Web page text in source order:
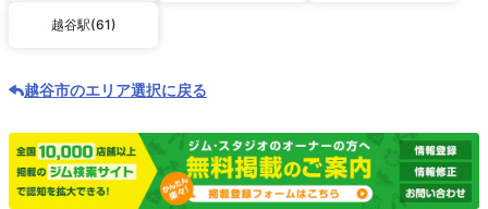
越谷駅(61)
越谷市のエリア選択に戻る